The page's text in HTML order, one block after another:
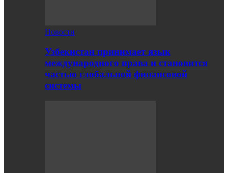
Новости
Узбекистан принимает язык
международного права и становится
частью глобальной финансовой
системы